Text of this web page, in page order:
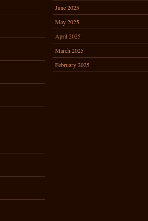
June 2025
May 2025
April 2025
March 2025
February 2025